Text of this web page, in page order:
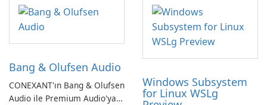
Bang & Olufsen Audio
CONEXANT'ın Bang & Olufsen
Audio ile Premium Audio'ya
Windows Subsystem
for Linux WSLg